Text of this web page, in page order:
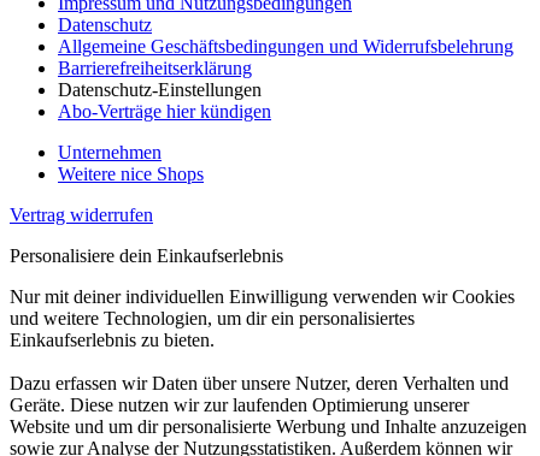
Datenschutz
Allgemeine Geschäftsbedingungen und Widerrufsbelehrung
Barrierefreiheitserklärung
Datenschutz-Einstellungen
Abo-Verträge hier kündigen
Unternehmen
Weitere nice Shops
Vertrag widerrufen
Personalisiere dein Einkaufserlebnis
Nur mit deiner individuellen Einwilligung verwenden wir Cookies
und weitere Technologien, um dir ein personalisiertes
Einkaufserlebnis zu bieten.
Dazu erfassen wir Daten über unsere Nutzer, deren Verhalten und
Geräte. Diese nutzen wir zur laufenden Optimierung unserer
Website und um dir personalisierte Werbung und Inhalte anzuzeigen
sowie zur Analyse der Nutzungsstatistiken. Außerdem können wir